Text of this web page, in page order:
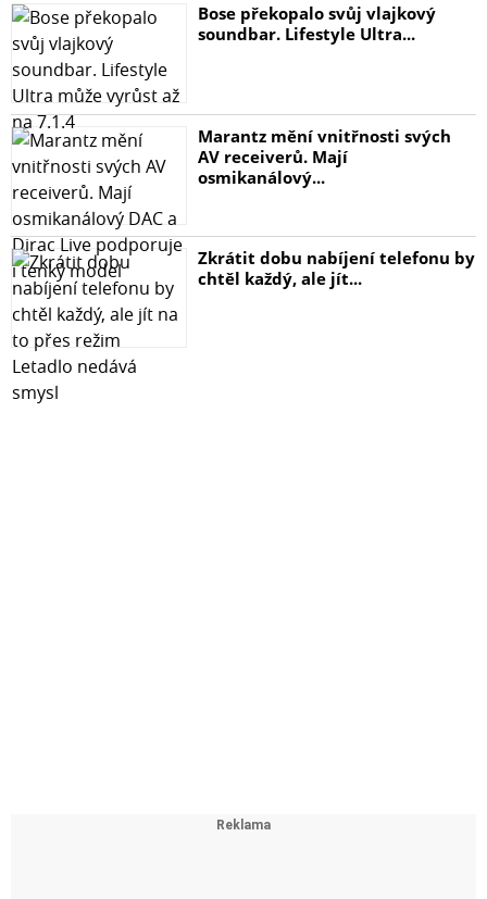
Bose překopalo svůj vlajkový
soundbar. Lifestyle Ultra...
Marantz mění vnitřnosti svých
AV receiverů. Mají
osmikanálový...
Zkrátit dobu nabíjení telefonu by
chtěl každý, ale jít...